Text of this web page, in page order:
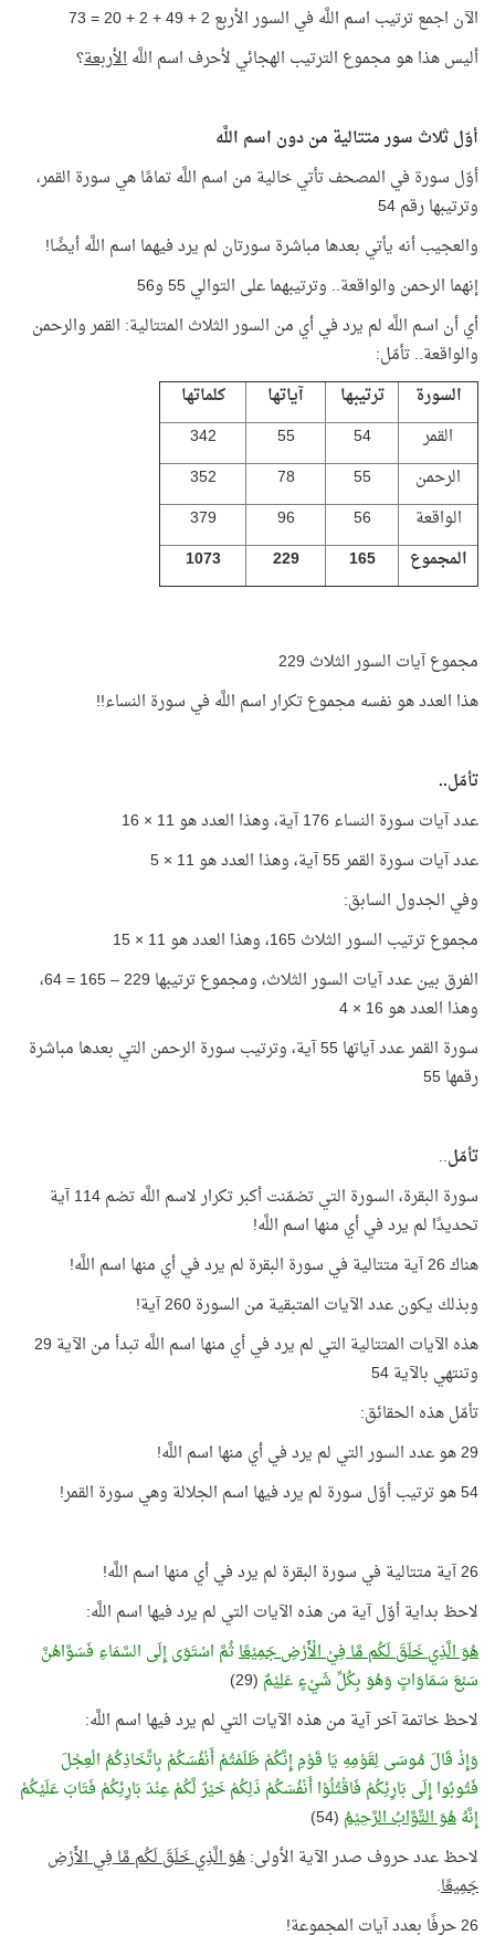
الآن اجمع ترتيب اسم اللَّه في السور الأربع 2 + 49 + 2 + 20 = 73
أليس هذا هو مجموع الترتيب الهجائي لأحرف اسم اللَّهالأربعة؟
أوّل ثلاث سور متتالية من دون اسم اللَّه
أوّل سورة في المصحف تأتي خالية من اسم اللَّه تمامًا هي سورة القمر،
وترتيبها رقم 54
والعجيب أنه يأتي بعدها مباشرة سورتان لم يرد فيهما اسم اللَّه أيضًا!
إنهما الرحمن والواقعة.. وترتيبهما على التوالي 55 و56
أي أن اسم اللَّه لم يرد في أي من السور الثلاث المتتالية: القمر والرحمن
والواقعة.. تأمّل:
السورة
ترتيبها آياتها
كلماتها
القمر
54
55
342
الرحمن
55
78
352
الواقعة
56
96
379
المجموع
165
229
1073
مجموع آيات السور الثلاث 229
هذا العدد هو نفسه مجموع تكرار اسم اللَّه في سورة النساء!!
تأمّل..
عدد آيات سورة النساء 176 آية، وهذا العدد هو 11 × 16
عدد آيات سورة القمر 55 آية، وهذا العدد هو 11 × 5
وفي الجدول السابق:
مجموع ترتيب السور الثلاث 165، وهذا العدد هو 11 × 15
الفرق بين عدد آيات السور الثلاث، ومجموع ترتيبها 229 – 165 = 64،
وهذا العدد هو 16 × 4
سورة القمر عدد آياتها 55 آية، وترتيب سورة الرحمن التي بعدها مباشرة
رقمها 55
تأمّل..
سورة البقرة، السورة التي تضمّنت أكبر تكرار لاسم اللَّه تضم 114 آية
تحديدًا لم يرد في أي منها اسم اللَّه!
هناك 26 آية متتالية في سورة البقرة لم يرد في أي منها اسم اللَّه!
وبذلك يكون عدد الآيات المتبقية من السورة 260 آية!
هذه الآيات المتتالية التي لم يرد في أي منها اسم اللَّه تبدأ من الآية 29
وتنتهي بالآية 54
تأمّل هذه الحقائق:
29 هو عدد السور التي لم يرد في أي منها اسم اللَّه!
54 هو ترتيب أوّل سورة لم يرد فيها اسم الجلالة وهي سورة القمر!
26 آية متتالية في سورة البقرة لم يرد في أي منها اسم اللَّه!
لاحظ بداية أوّل آية من هذه الآيات التي لم يرد فيها اسم اللَّه:
هُوَ الَّذِي خَلَقَ لَكُم مَّا فِيْ الْأَرْضِ جَمِيْعًاثُمَّ اسْتَوَى إِلَى السَّمَاءِ فَسَوَّاهُنَّ
سَبْعَ سَمَاوَاتٍ وَهُوَ بِكُلِّ شَيْءٍ عَلِيْمٌ (29)
لاحظ خاتمة آخر آية من هذه الآيات التي لم يرد فيها اسم اللَّه:
وَإِذْ قَالَ مُوسَى لِقَوْمِهِ يَا قَوْمِ إِنَّكُمْ ظَلَمْتُمْ أَنْفُسَكُمْ بِاتِّخَاذِكُمُ الْعِجْلَ
فَتُوبُوا إِلَى بَارِئِكُمْ فَاقْتُلُوْا أَنْفُسَكُمْ ذَلِكُمْ خَيْرٌ لَّكُمْ عِنْدَ بَارِئِكُمْ فَتَابَ عَلَيْكُمْ
إِنَّهُهُوَ التَّوَّابُ الرَّحِيْمُ (54)
لاحظ عدد حروف صدر الآية الأولى:هُوَ الَّذِي خَلَقَ لَكُم مَّا فِي الأَرْضِ
جَمِيعًا.
26 حرفًا بعدد آيات المجموعة!